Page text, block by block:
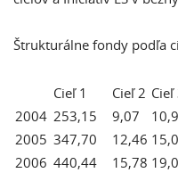
Štrukturálne fondy podľa
Cieľ 1 Cieľ 2 Cieľ
2004 253,15 9,07
2005 347,70 12,46
2006 440,44 15,78